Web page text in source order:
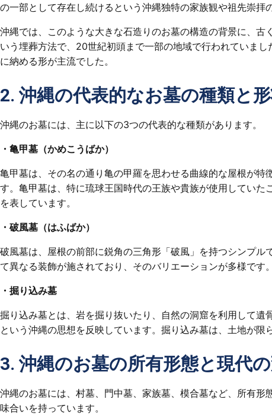
の一部として存在し続けるという沖縄独特の家族観や祖先崇拝
沖縄では、このような大きな石造りのお墓の構造の背景に、
いう埋葬方法で、20世紀初頭まで一部の地域で行われていま
に納める形が主流でした。
2. 沖縄の代表的なお墓の種類と
沖縄のお墓には、主に以下の3つの代表的な種類があります。
・亀甲墓（かめこうばか）
亀甲墓は、その名の通り亀の甲羅を思わせる曲線的な屋根が
す。亀甲墓は、特に琉球王国時代の王族や貴族が使用してい
を表しています。
・破風墓（はふばか）
破風墓は、屋根の前部に鋭角の三角形「破風」を持つシンプ
て異なる装飾が施されており、そのバリエーションが多様です
・掘り込み墓
掘り込み墓とは、岩を掘り抜いたり、自然の洞窟を利用して
という沖縄の思想を反映しています。掘り込み墓は、土地が
3. 沖縄のお墓の所有形態と現代
沖縄のお墓には、村墓、門中墓、家族墓、模合墓など、所有
味合いを持っています。